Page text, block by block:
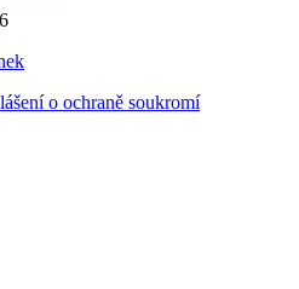
o ochraně soukromí